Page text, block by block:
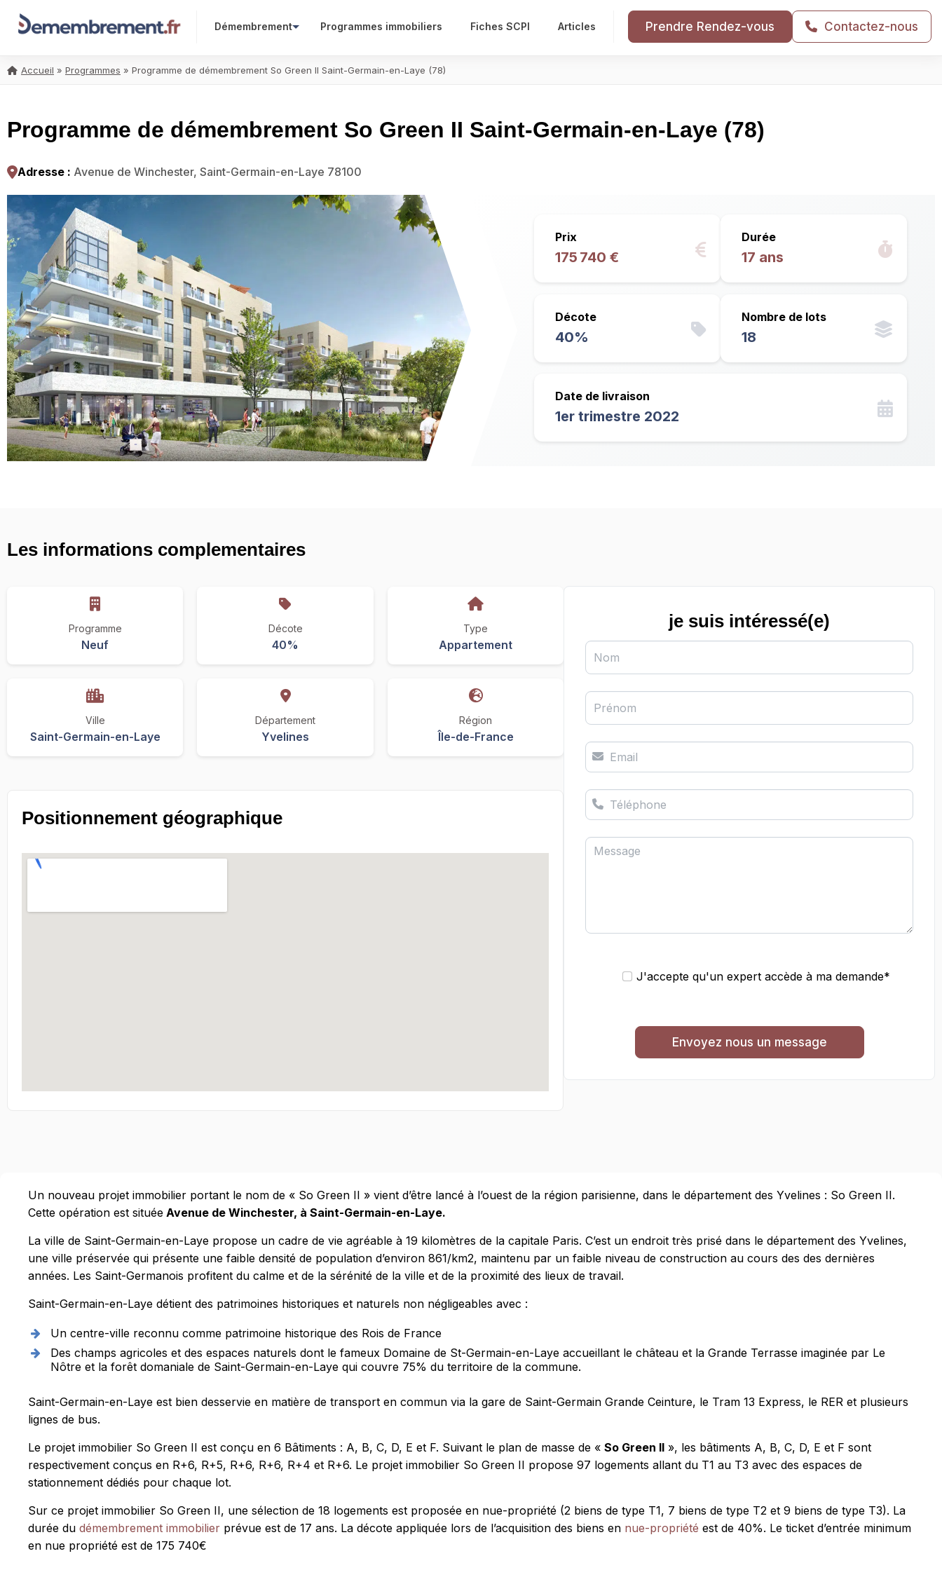
Démembrement Programmes immobiliers Fiches SCPI Articles Prendre Rendez-vous Contactez-nous
Accueil » Programmes » Programme de démembrement So Green II Saint-Germain-en-Laye (78)
Programme de démembrement So Green II Saint-Germain-en-Laye (78)
Adresse : Avenue de Winchester, Saint-Germain-en-Laye 78100
Prix
175 740 €
Durée
17 ans
Décote
40%
Nombre de lots
18
Date de livraison
1er trimestre 2022
Les informations complementaires
Programme
Neuf
Décote
40%
Type
Appartement
Ville
Saint-Germain-en-Laye
Département
Yvelines
Région
Île-de-France
Positionnement géographique
je suis intéressé(e)
Nom
Prénom
Email
Téléphone
Message
J'accepte qu'un expert accède à ma demande*
Envoyez nous un message
Un nouveau projet immobilier portant le nom de « So Green II » vient d’être lancé à l’ouest de la région parisienne, dans le département des Yvelines : So Green II.
Cette opération est située Avenue de Winchester, à Saint-Germain-en-Laye.
La ville de Saint-Germain-en-Laye propose un cadre de vie agréable à 19 kilomètres de la capitale Paris. C’est un endroit très prisé dans le département des Yvelines,
une ville préservée qui présente une faible densité de population d’environ 861/km2, maintenu par un faible niveau de construction au cours des des dernières
années. Les Saint-Germanois profitent du calme et de la sérénité de la ville et de la proximité des lieux de travail.
Saint-Germain-en-Laye détient des patrimoines historiques et naturels non négligeables avec :
Un centre-ville reconnu comme patrimoine historique des Rois de France
Des champs agricoles et des espaces naturels dont le fameux Domaine de St-Germain-en-Laye accueillant le château et la Grande Terrasse imaginée par Le
Nôtre et la forêt domaniale de Saint-Germain-en-Laye qui couvre 75% du territoire de la commune.
Saint-Germain-en-Laye est bien desservie en matière de transport en commun via la gare de Saint-Germain Grande Ceinture, le Tram 13 Express, le RER et plusieurs
lignes de bus.
Le projet immobilier So Green II est conçu en 6 Bâtiments : A, B, C, D, E et F. Suivant le plan de masse de « So Green II », les bâtiments A, B, C, D, E et F sont
respectivement conçus en R+6, R+5, R+6, R+6, R+4 et R+6. Le projet immobilier So Green II propose 97 logements allant du T1 au T3 avec des espaces de
stationnement dédiés pour chaque lot.
Sur ce projet immobilier So Green II, une sélection de 18 logements est proposée en nue-propriété (2 biens de type T1, 7 biens de type T2 et 9 biens de type T3). La
durée du démembrement immobilier prévue est de 17 ans. La décote appliquée lors de l’acquisition des biens en nue-propriété est de 40%. Le ticket d’entrée minimum
en nue propriété est de 175 740€